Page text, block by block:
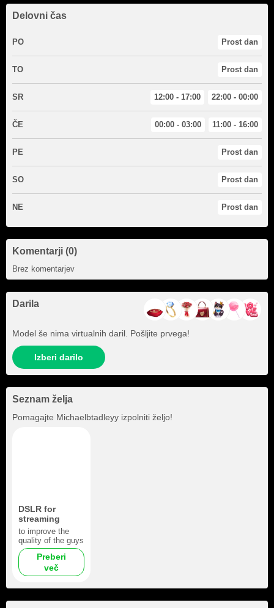
Delovni čas
PO Prost dan
TO Prost dan
SR 12:00 - 17:00 22:00 - 00:00
ČE 00:00 - 03:00 11:00 - 16:00
PE Prost dan
SO Prost dan
NE Prost dan
Komentarji (0)
Brez komentarjev
Darila
Model še nima virtualnih daril. Pošljite prvega!
Izberi darilo
Seznam želja
Pomagajte Michaelbtadleyy izpolniti željo!
DSLR for
streaming
to improve the
quality of the guys
Preberi
več